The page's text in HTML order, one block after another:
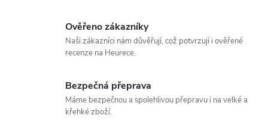
Ověřeno zákazníky
Naši zákazníci nám důvěřují, což potvrzují i ověřené
recenze na Heurece.
Bezpečná přeprava
Máme bezpečnou a spolehlivou přepravu i na velké a
křehké zboží.